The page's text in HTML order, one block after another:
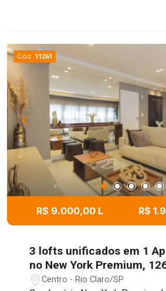
individualizada, piscina, portão
24h eletrônica, sala fitness, salão
salão de jogos, sauna seca,
segurança, solarium, vigilância
(automóvel) e Wi-fi. Agende
Cód. 11261
R$ 9.000,00 L R$
3 lofts unificados em 1
no New York Premium,
Rio Claro/SP
Centro - Rio Claro/SP